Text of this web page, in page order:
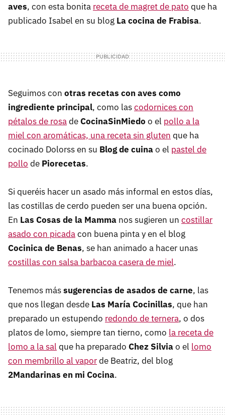
aves, con esta bonita receta de magret de pato que ha
publicado Isabel en su blog La cocina de Frabisa.
Seguimos con otras recetas con aves como
ingrediente principal, como lascodornices con
pétalos de rosadeCocinaSinMiedo o el pollo a la
miel con aromáticas, una receta sin gluten que ha
cocinado Dolorss en su Blog de cuinao el pastel de
pollo de Piorecetas.
Si queréis hacer un asado más informal en estos días,
las costillas de cerdo pueden ser una buena opción.
En Las Cosas de la Mamma nos sugieren un costillar
asado con picadacon buena pinta y en el blog
Cocinica de Benas, se han animado a hacer unas
costillas con salsa barbacoa casera de miel.
Tenemos mássugerencias de asados de carne, las
que nos llegan desde Las María Cocinillas, que han
preparado un estupendo redondo de ternera, o dos
platos de lomo, siempre tan tierno, como la receta de
lomo a la salque ha preparado Chez Silviao el lomo
con membrillo al vaporde Beatriz, del blog
2Mandarinas en mi Cocina.